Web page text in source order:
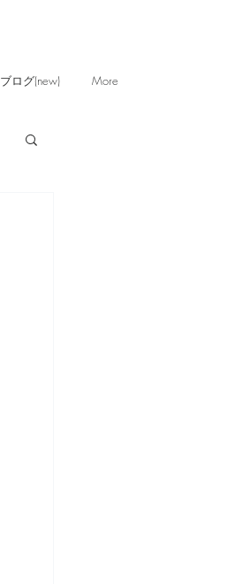
ブログ(new) More